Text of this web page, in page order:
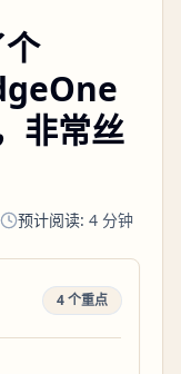
非常丝
预计阅读: 4 分钟
4 个重点